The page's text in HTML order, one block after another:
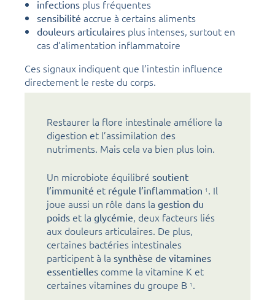
infections plus fréquentes
sensibilité accrue à certains aliments
douleurs articulaires plus intenses, surtout en
cas d’alimentation inflammatoire
Ces signaux indiquent que l’intestin influence
directement le reste du corps.
Restaurer la flore intestinale améliore la
digestion et l’assimilation des
nutriments. Mais cela va bien plus loin.
Un microbiote équilibré soutient
l’immunité et régule l’inflammation 1 . Il
joue aussi un rôle dans la gestion du
poids et la glycémie, deux facteurs liés
aux douleurs articulaires. De plus,
certaines bactéries intestinales
participent à la synthèse de vitamines
essentielles comme la vitamine K et
certaines vitamines du groupe B 1 .